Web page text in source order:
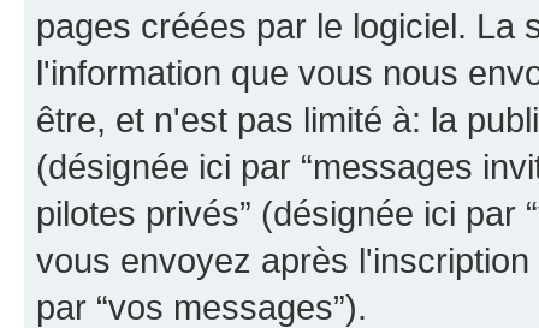
pages créées par le logiciel. La
l'information que vous nous
être, et n'est pas limité à: la
(désignée ici par “messages
pilotes privés” (désignée ici par
vous envoyez après
par “vos messages”).